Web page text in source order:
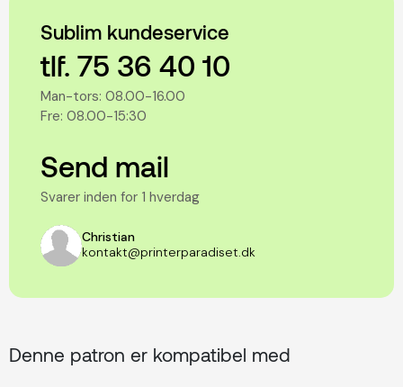
Sublim kundeservice
tlf. 75 36 40 10
Man-tors: 08.00-16.00
Fre: 08.00-15:30
Send mail
Svarer inden for 1 hverdag
Christian
kontakt@printerparadiset.dk
Denne patron er kompatibel med